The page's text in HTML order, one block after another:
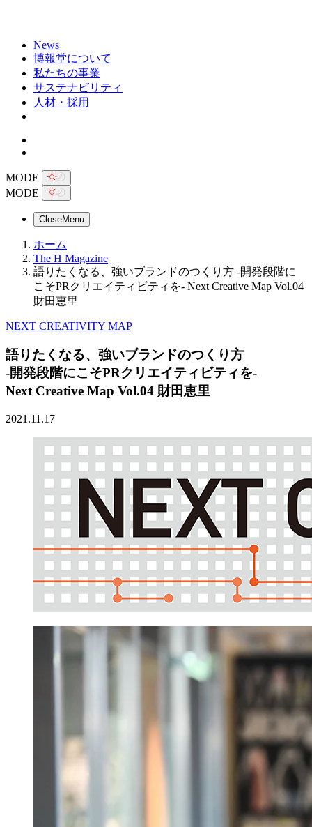
News
博報堂について
私たちの事業
サステナビリティ
人材・採用
MODE
MODE
CloseMenu
ホーム
The H Magazine
語りたくなる、強いブランドのつくり方 -開発段階に
こそPRクリエイティビティを- Next Creative Map Vol.04
財田恵里
NEXT CREATIVITY MAP
語りたくなる、強いブランドのつくり方
-開発段階にこそPRクリエイティビティを-
Next Creative Map Vol.04 財田恵里
2021.11.17